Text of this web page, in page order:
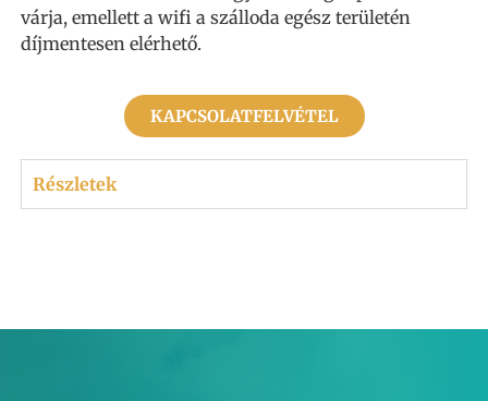
várja, emellett a wifi a szálloda egész területén
díjmentesen elérhető.
KAPCSOLATFELVÉTEL
Részletek